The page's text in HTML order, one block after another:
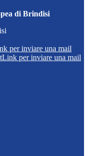
di Brindisi
per inviare una mail
Link per inviare una mail